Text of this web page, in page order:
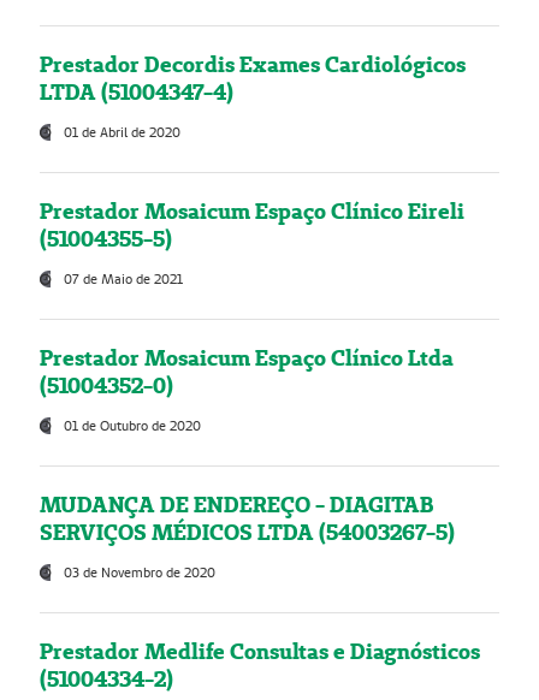
Prestador Decordis Exames Cardiológicos
LTDA (51004347-4)
01 de Abril de 2020
Prestador Mosaicum Espaço Clínico Eireli
(51004355-5)
07 de Maio de 2021
Prestador Mosaicum Espaço Clínico Ltda
(51004352-0)
01 de Outubro de 2020
MUDANÇA DE ENDEREÇO - DIAGITAB
SERVIÇOS MÉDICOS LTDA (54003267-5)
03 de Novembro de 2020
Prestador Medlife Consultas e Diagnósticos
(51004334-2)